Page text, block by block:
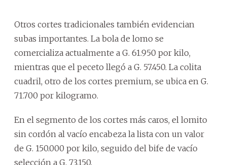
Otros cortes tradicionales también evidencian
subas importantes. La bola de lomo se
comercializa actualmente a G. 61.950 por kilo,
mientras que el peceto llegó a G. 57.450. La colita
cuadril, otro de los cortes premium, se ubica en G.
71.700 por kilogramo.
En el segmento de los cortes más caros, el lomito
sin cordón al vacío encabeza la lista con un valor
de G. 150.000 por kilo, seguido del bife de vacío
selección a G. 73.150.